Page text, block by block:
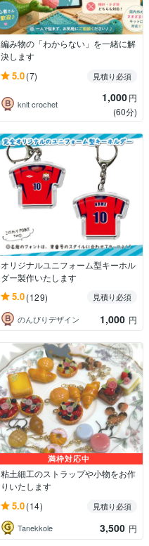
編み物の「わからない」を一緒に解
決します
5.0(7) 見積り必須
knit crochet 1,000円
(60分)
オリジナルユニフォーム型キーホル
ダー製作いたします
5.0(129)
見積り必須
のんびりデザイン
1,000 円
満枠対応中
粘土細工のストラップや小物をお作
りいたします
5.0(14)
見積り必須
Tanekkole
3,500 円